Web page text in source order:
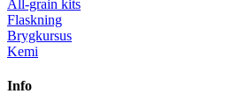
All-grain kits
Flaskning
Brygkursus
Kemi
Info